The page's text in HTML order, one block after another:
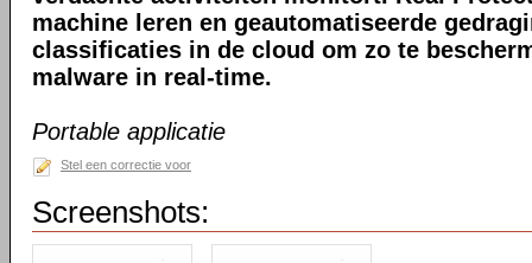
machine leren en geautomatiseerde
classificaties in de cloud om zo te
malware in real-time.
Portable applicatie
Stel een correctie voor
Screenshots: